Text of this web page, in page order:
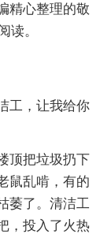
精心整理的敬
读。
工，让我给你
顶把垃圾扔下
鼠乱啃，有的
萎了。清洁工
，投入了火热